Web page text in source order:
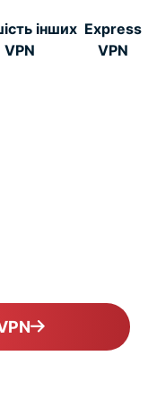
інших
VPN
Express
VPN